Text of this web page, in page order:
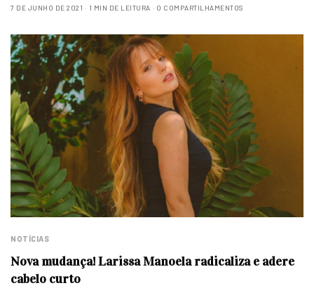
7 DE JUNHO DE 2021
1 MIN DE LEITURA 0 COMPARTILHAMENTOS
NOTÍCIAS
Nova mudança! Larissa Manoela radicaliza e adere
cabelo curto